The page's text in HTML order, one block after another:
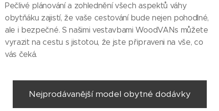
Pečlivé plánování a zohlednění všech aspektů váhy
obytňáku zajistí, že vaše cestování bude nejen pohodlné,
ale i bezpečné. S našimi vestavbami WoodVANs můžete
vyrazit na cestu s jistotou, že jste připraveni na vše, co
vás čeká.
Nejprodávanější model obytné dodávky